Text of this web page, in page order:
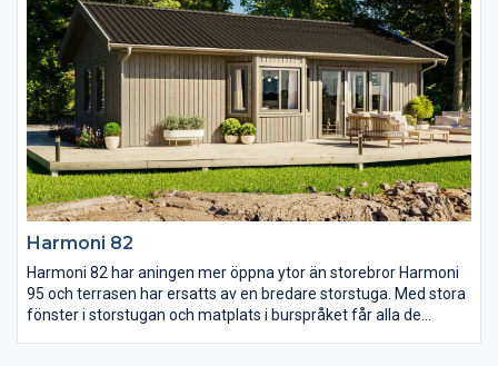
Harmoni 82
Harmoni 82 har aningen mer öppna ytor än storebror Harmoni
95 och terrasen har ersatts av en bredare storstuga. Med stora
fönster i storstugan och matplats i burspråket får alla de